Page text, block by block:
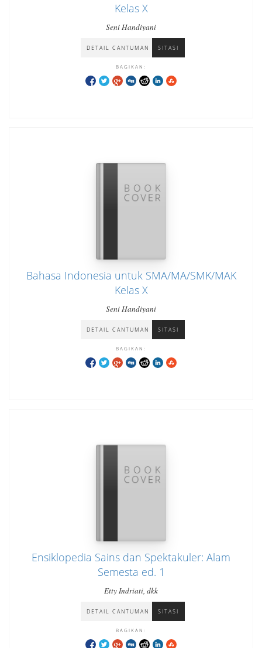
Kelas X
Seni Handiyani
DETAIL CANTUMAN SITASI
BAGIKAN:
Bahasa Indonesia untuk SMA/MA/SMK/MAK
Kelas X
Seni Handiyani
DETAIL CANTUMAN SITASI
BAGIKAN:
Ensiklopedia Sains dan Spektakuler: Alam
Semesta ed. 1
Etty Indriati, dkk
DETAIL CANTUMAN SITASI
BAGIKAN: